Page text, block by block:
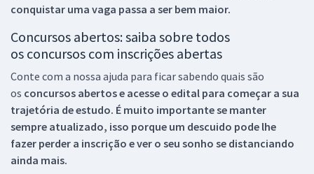
conquistar uma vaga passa a ser bem maior.
Concursos abertos: saiba sobre todos
os concursos com inscrições abertas
Conte com a nossa ajuda para ficar sabendo quais são
os concursos abertos e acesse o edital para começar a sua
trajetória de estudo. É muito importante se manter
sempre atualizado, isso porque um descuido pode lhe
fazer perder a inscrição e ver o seu sonho se distanciando
ainda mais.